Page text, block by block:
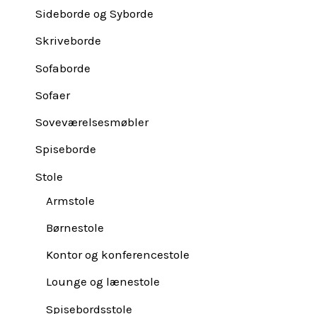
Sideborde og Syborde
Skriveborde
Sofaborde
Sofaer
Soveværelsesmøbler
Spiseborde
Stole
Armstole
Børnestole
Kontor og konferencestole
Lounge og lænestole
Spisebordsstole